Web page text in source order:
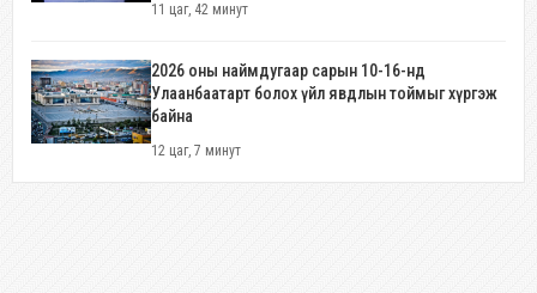
11 цаг, 42 минут
2026 оны наймдугаар сарын 10-16-нд
Улаанбаатарт болох үйл явдлын тоймыг хүргэж
байна
12 цаг, 7 минут